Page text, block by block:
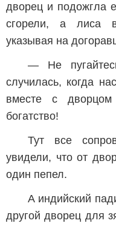
дворец и подожгла
сгорели, а лиса
указывая на
— Не
случилась, когда
вместе с
богатство!
Тут все
увидели, что от
один пепел.
А индийский
другой дворец для